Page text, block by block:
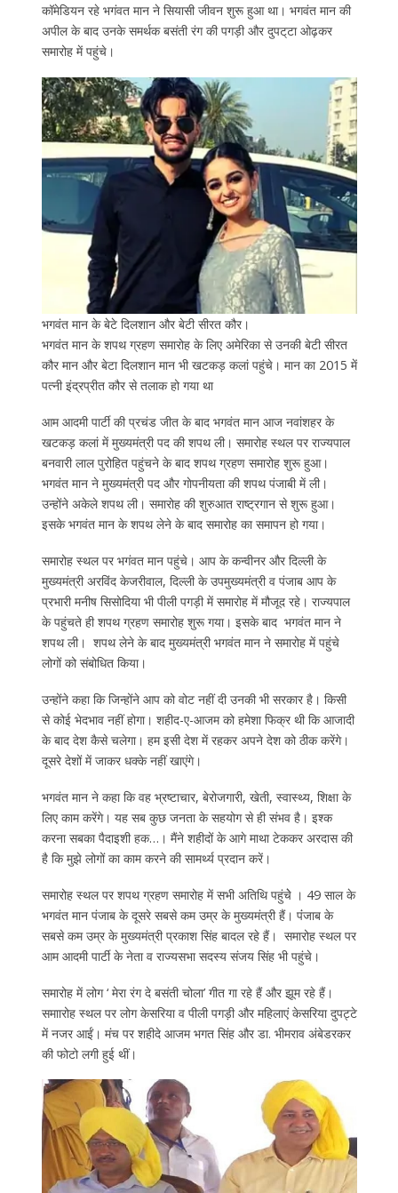
कॉमेडियन रहे भगंवत मान ने सियासी जीवन शुरू हुआ था। भगवंत मान की
अपील के बाद उनके समर्थक बसंती रंग की पगड़ी और दुपट्‌टा ओढ़कर
समारोह में पहुंचे।
भगवंत मान के बेटे दिलशान और बेटी सीरत कौर।
भगवंत मान के शपथ ग्रहण समारोह के लिए अमेरिका से उनकी बेटी सीरत
कौर मान और बेटा दिलशान मान भी खटकड़ कलां पहुंचे। मान का 2015 में
पत्नी इंद्रप्रीत कौर से तलाक हो गया था
आम आदमी पार्टी की प्रचंड जीत के बाद भगवंत मान आज नवांशहर के
खटकड़ कलां में मुख्यमंत्री पद की शपथ ली। समारोह स्‍थल पर राज्‍यपाल
बनवारी लाल पुरोहित पहुंचने के बाद शपथ ग्रहण समारोह शुरू हुआ।
भगवंत मान ने मुख्‍यमंत्री पद और गाेपनीयता की शपथ पंजाबी में ली।
उन्‍होंने अकेले शपथ ली। समारोह की शुरुआत राष्‍ट्रगान से शुरू हुआ।
इसके भगवंत मान के शपथ लेने के बाद समारोह का समापन हो गया।
समारोह स्‍थल पर भगंवत मान पहुंचे। आप के कन्‍वीनर और दिल्‍ली के
मुख्‍यमंत्री अरविंद केजरीवाल, दिल्‍ली के उपमुख्‍यमंत्री व पंजाब आप के
प्रभारी मनीष सिसाेदिया भी पीली पगड़ी में समारोह में मौजूद रहे। राज्‍यपाल
के पहुंचते ही शपथ ग्रहण समारोह शुरू गया। इसके बाद भगवंत मान ने
शपथ ली। शपथ लेने के बाद मुख्‍यमंत्री भगवंत मान ने समारोह में पहुंचे
लोगों को संबोधित किया।
उन्‍होंने कहा कि जिन्होंने आप को वोट नहीं दी उनकी भी सरकार है। किसी
से कोई भेदभाव नहीं होगा। शहीद-ए-आजम को हमेशा फिक्र थी कि आजादी
के बाद देश कैसे चलेगा। हम इसी देश में रहकर अपने देश को ठीक करेंगे।
दूसरे देशों में जाकर धक्के नहीं खाएंगे।
भगवंत मान ने कहा कि वह भ्रष्टाचार, बेरोजगारी, खेती, स्वास्थ्य, शिक्षा के
लिए काम करेंगे। यह सब कुछ जनता के सहयोग से ही संभव है। इश्क
करना सबका पैदाइशी हक…। मैंने शहीदों के आगे माथा टेककर अरदास की
है कि मुझे लोगों का काम करने की सामर्थ्य प्रदान करें।
समारोह स्‍थल पर शपथ ग्रहण समारोह में सभी अतिथि पहुंचेे । 49 साल के
भगवंत मान पंजाब के दूसरे सबसे कम उम्र के मुख्‍यमंत्री हैं। पंंजाब के
सबसे कम उम्र के मुख्‍यमंत्री प्रकाश सिंह बादल रहे हैं। समारोह स्‍थल पर
आम आदमी पार्टी के नेता व राज्‍यसभा सदस्‍य संजय सिंह भी पहुंचे।
समारोह में लोग ‘ मेरा रंग दे बसंती चोला’ गीत गा रहे हैं और झूम रहे हैं।
समाारोह स्‍थल पर लोग केसरिया व पीली पगड़ी और महिलाएं केसरिया दुपट्टे
में नजर आईं। मंच पर शहीदे आजम भगत सिंह और डा. भीमराव अंबेडरकर
की फोटो लगी हुई थीं।